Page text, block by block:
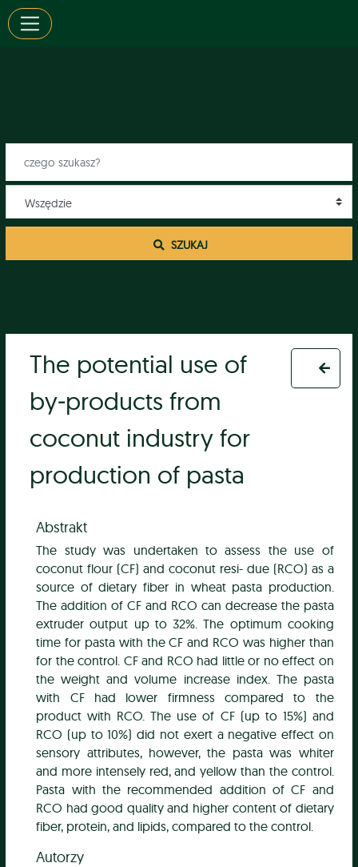
SZUKAJ
The potential use of
by‐products from
coconut industry for
production of pasta
Abstrakt
The study was undertaken to assess the use of
coconut flour (CF) and coconut resi- due (RCO) as a
source of dietary fiber in wheat pasta production.
The addition of CF and RCO can decrease the pasta
extruder output up to 32%. The optimum cooking
time for pasta with the CF and RCO was higher than
for the control. CF and RCO had little or no effect on
the weight and volume increase index. The pasta
with CF had lower firmness compared to the
product with RCO. The use of CF (up to 15%) and
RCO (up to 10%) did not exert a negative effect on
sensory attributes, however, the pasta was whiter
and more intensely red, and yellow than the control.
Pasta with the recommended addition of CF and
RCO had good quality and higher content of dietary
fiber, protein, and lipids, compared to the control.
Autorzy